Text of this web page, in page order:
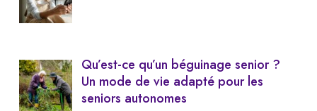
Qu’est-ce qu’un béguinage senior ?
Un mode de vie adapté pour les
seniors autonomes